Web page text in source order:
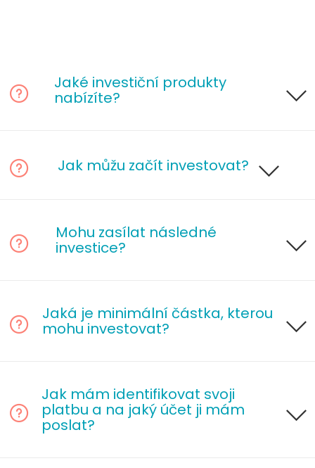
Jaké investiční produkty
nabízíte?
Jak můžu začít investovat?
Mohu zasílat následné
investice?
Jaká je minimální částka, kterou
mohu investovat?
Jak mám identifikovat svoji
platbu a na jaký účet ji mám
poslat?